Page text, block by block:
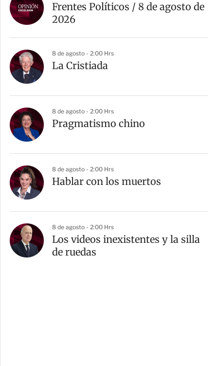
Frentes Políticos / 8 de agosto de
2026
8 de agosto - 2:00 Hrs
La Cristiada
8 de agosto - 2:00 Hrs
Pragmatismo chino
8 de agosto - 2:00 Hrs
Hablar con los muertos
8 de agosto - 2:00 Hrs
Los videos inexistentes y la silla
de ruedas